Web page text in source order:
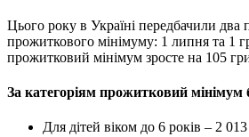
Цього року в Україні передбачили два
прожиткового мінімуму: 1 липня та 1
прожитковий мінімум зросте на 105
За категоріям прожитковий мінімум
Для дітей віком до 6 років – 2